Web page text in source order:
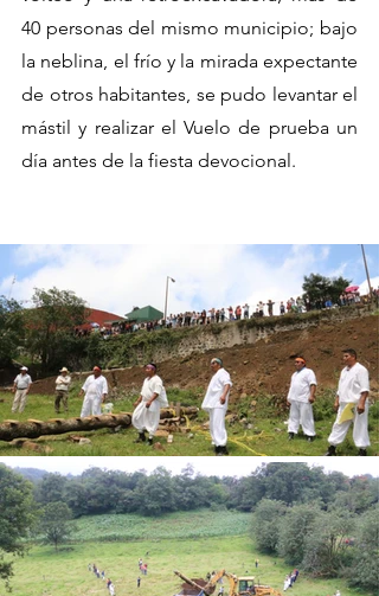
40 personas del mismo municipio; bajo
la neblina, el frío y la mirada expectante
de otros habitantes, se pudo levantar el
mástil y realizar el Vuelo de prueba un
día antes de la fiesta devocional.